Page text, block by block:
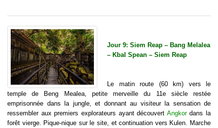
Jour 9: Siem Reap – Bang Melalea
– Kbal Spean – Siem Reap
Le matin route (60 km) vers le
temple de Beng Mealea, petite merveille du 11e siècle restée
emprisonnée dans la jungle, et donnant au visiteur la sensation de
ressembler aux premiers explorateurs ayant découvert Angkordans la
forêt vierge. Pique-nique sur le site, et continuation vers Kulen. Marche